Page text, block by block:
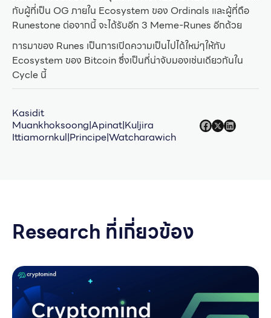
กับผู้ที่เป็น OG ภายใน Ecosystem ของ Ordinals และผู้ที่ถือ
Runestone ต่อจากนี้ จะได้รับอีก 3 Meme-Runes อีกด้วย
การมาของ Runes เป็นการเปิดความเป็นไปได้ใหม่ๆให้กับ
Ecosystem ของ Bitcoin ซึ่งเป็นที่น่าจับมองเช่นเดียวกันใน
Cycle นี้
Kasidit
Muankhoksoong|Apinat|Kuljira
Ittiamornkul|Principe|Watcharawich
Research ที่เกี่ยวข้อง